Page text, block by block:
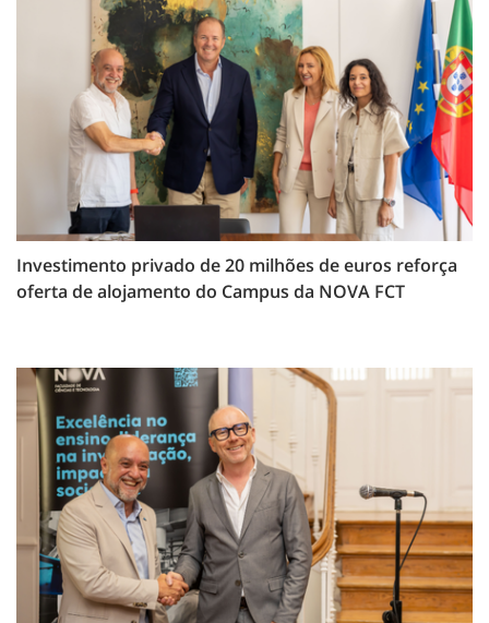
Investimento privado de 20 milhões de euros reforça
oferta de alojamento do Campus da NOVA FCT